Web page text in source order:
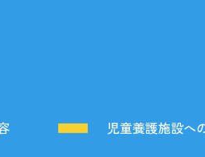
児童養護施設へ